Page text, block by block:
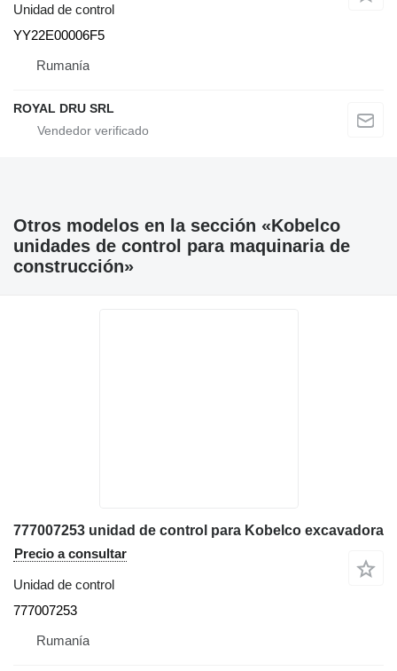
Unidad de control
YY22E00006F5
Rumanía
ROYAL DRU SRL
Otros modelos en la sección «Kobelco
unidades de control para maquinaria de
construcción»
777007253 unidad de control para Kobelco excavadora
Precio a consultar
Unidad de control
777007253
Rumanía